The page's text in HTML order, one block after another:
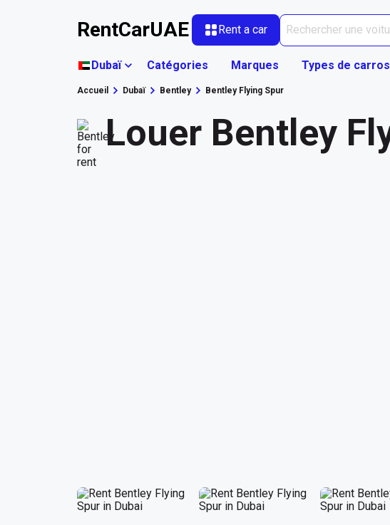
RentCarUAE Rent a car
Dubaï Catégories Marques Types de
Accueil Dubaï Bentley Bentley Flying Spur
Louer Bentley